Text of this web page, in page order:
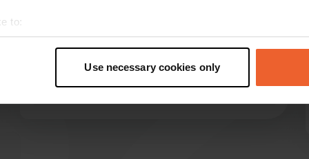
to:
geographical location which can be accurate to within
personal data is processed and set your preferences in the
content and ads, to provide social media features and to
Use necessary cookies only
Propriétaires accueillants. Emplacements
agréables. Nous y avons passé une nuit pour 26
€. Un camping-car pour deux personnes. À
recommander sans hésiter.